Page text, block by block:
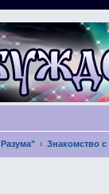
Знакомство